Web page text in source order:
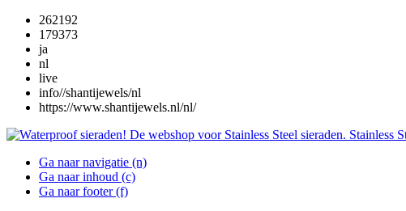
262192
179373
ja
nl
live
info//shantijewels/nl
https://www.shantijewels.nl/nl/
Ga naar navigatie (n)
Ga naar inhoud (c)
Ga naar footer (f)